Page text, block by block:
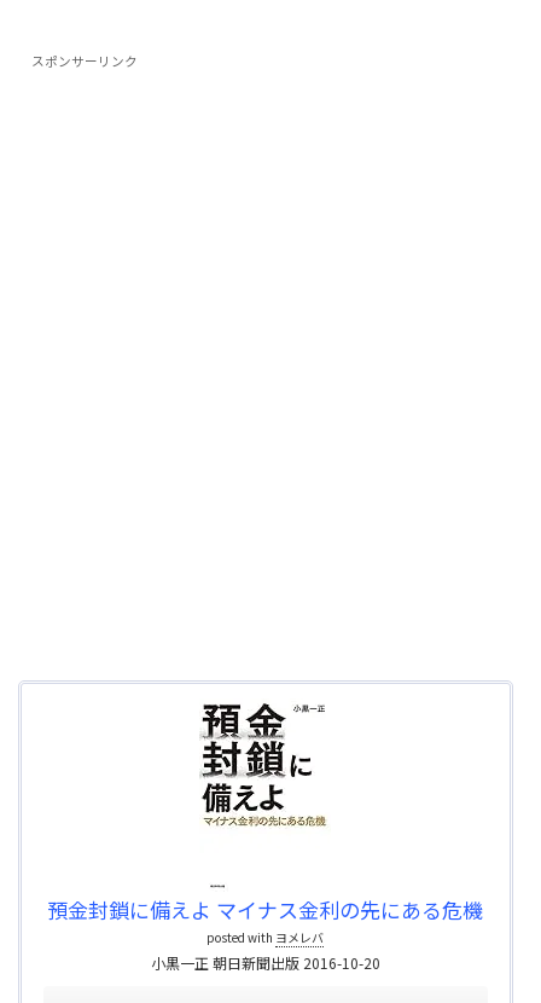
スポンサーリンク
預金封鎖に備えよ マイナス金利の先にある危機
posted with ヨメレバ
小黒一正 朝日新聞出版 2016-10-20